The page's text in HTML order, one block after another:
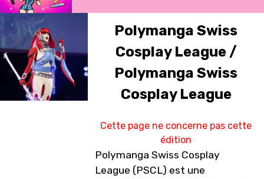
Polymanga Swiss
Cosplay League /
Polymanga Swiss
Cosplay League
Cette page ne concerne pas cette
édition
Polymanga Swiss Cosplay
League (PSCL) est une